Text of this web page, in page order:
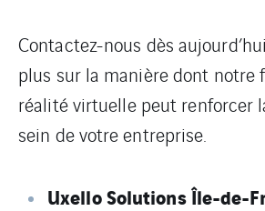
Contactez-nous dès
plus sur la manière dont notre
réalité virtuelle peut renforcer
sein de votre entreprise.
Uxello Solutions Île-de-